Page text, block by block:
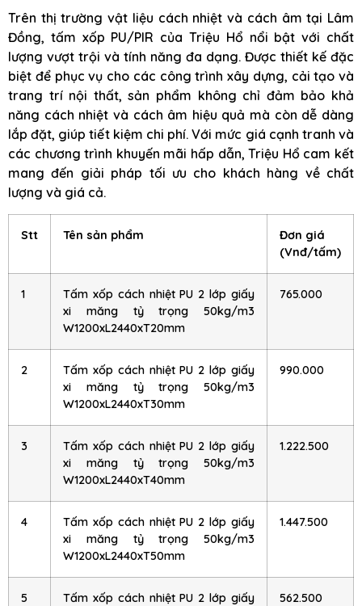
Trên thị trường vật liệu cách nhiệt và cách âm tại Lâm
Đồng, tấm xốp PU/PIR của Triệu Hổ nổi bật với chất
lượng vượt trội và tính năng đa dạng. Được thiết kế đặc
biệt để phục vụ cho các công trình xây dựng, cải tạo và
trang trí nội thất, sản phẩm không chỉ đảm bảo khả
năng cách nhiệt và cách âm hiệu quả mà còn dễ dàng
lắp đặt, giúp tiết kiệm chi phí. Với mức giá cạnh tranh và
các chương trình khuyến mãi hấp dẫn, Triệu Hổ cam kết
mang đến giải pháp tối ưu cho khách hàng về chất
lượng và giá cả.
Stt Tên sản phẩm
Đơn giá
(Vnđ/tấm)
1
Tấm xốp cách nhiệt PU 2 lớp giấy
xi măng tỷ trọng 50kg/m3
W1200xL2440xT20mm
765.000
2
Tấm xốp cách nhiệt PU 2 lớp giấy
xi măng tỷ trọng 50kg/m3
W1200xL2440xT30mm
990.000
3
Tấm xốp cách nhiệt PU 2 lớp giấy
xi măng tỷ trọng 50kg/m3
W1200xL2440xT40mm
1.222.500
4
Tấm xốp cách nhiệt PU 2 lớp giấy
xi măng tỷ trọng 50kg/m3
W1200xL2440xT50mm
1.447.500
5
Tấm xốp cách nhiệt PU 2 lớp giấy
562.500